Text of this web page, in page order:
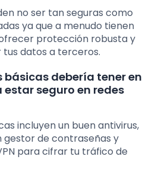
no ser tan seguras como
ya que a menudo tienen
protección robusta y
tus datos a terceros.
básicas debería tener en
seguro en redes
incluyen un buen antivirus,
gestor de contraseñas y
para cifrar tu tráfico de